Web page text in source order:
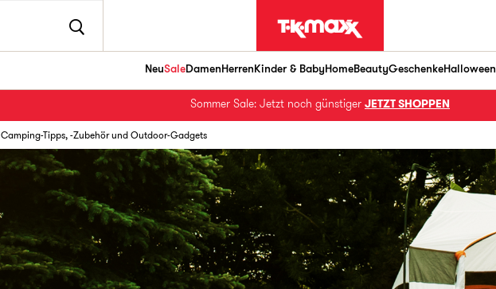
NeuSaleDamenHerrenKinder & BabyHomeBeautyGeschenkeHalloween
Sommer Sale: Jetzt noch günstiger JETZT SHOPPEN
Camping-Tipps, -Zubehör und Outdoor-Gadgets